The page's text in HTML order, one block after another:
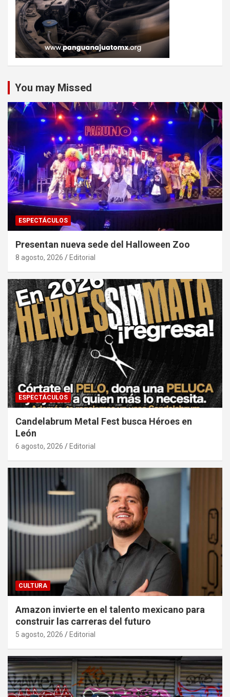
You may Missed
ESPECTÁCULOS
Presentan nueva sede del Halloween Zoo
8 agosto, 2026 Editorial
ESPECTÁCULOS
Candelabrum Metal Fest busca Héroes en
León
6 agosto, 2026 Editorial
CULTURA
Amazon invierte en el talento mexicano para
construir las carreras del futuro
5 agosto, 2026 Editorial